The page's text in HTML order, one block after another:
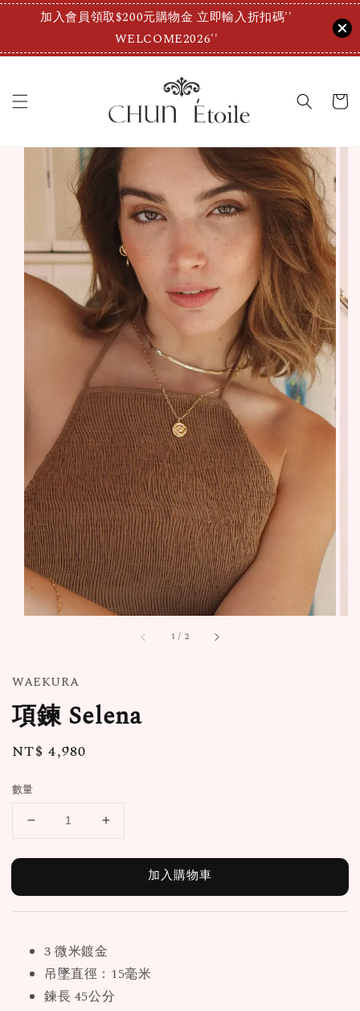
加入會員領取$200元購物金 立即輸入折扣碼''
WELCOME2026''
1 / 2
WAEKURA
項鍊 Selena
Regular
NT$ 4,980
數量
加入購物車
3 微米鍍金
吊墜直徑：15毫米
鍊長 45公分